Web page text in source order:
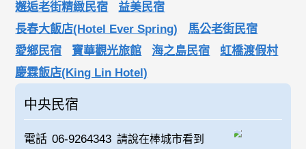
邂逅老街精緻民宿
益美民宿
長春大飯店(Hotel Ever Spring)
馬公老街民宿
愛鄉民宿
寶華觀光旅館 海之島民宿
虹橋渡假村
慶霖飯店(King Lin Hotel)
中央民宿
電話 06-9264343 請說在棒城市看到